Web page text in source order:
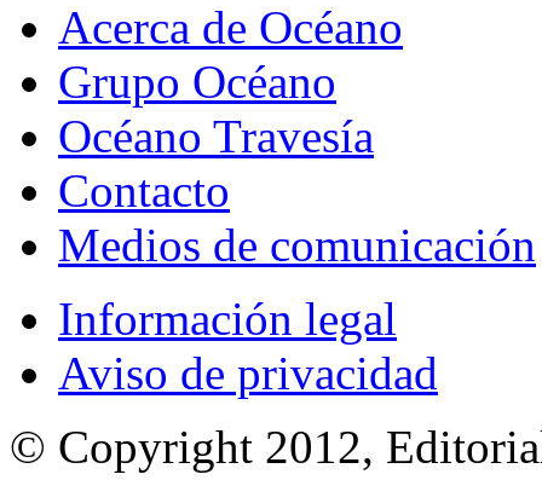
Acerca de Océano
Grupo Océano
Océano Travesía
Contacto
Medios de comunicación
Información legal
Aviso de privacidad
© Copyright 2012,